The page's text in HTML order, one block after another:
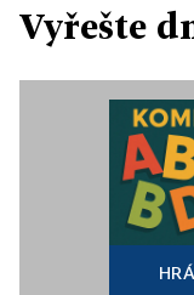
Vyřešte